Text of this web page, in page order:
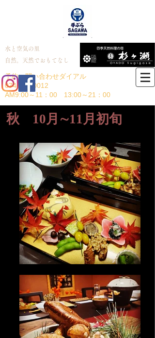
​水と空気の里
​自然。天然でおもてなし
予約・問い合わせダイアル
0746-42-0012
​AM9:00～11：00 13:00～21：00
旅館 懐石料理 レストラン
​秋 10月∼11月初旬